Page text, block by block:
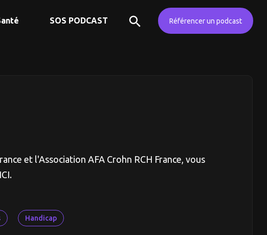
Référencer un podcast
SOS PODCAST
et l'Association AFA Crohn RCH France, vous
Handicap